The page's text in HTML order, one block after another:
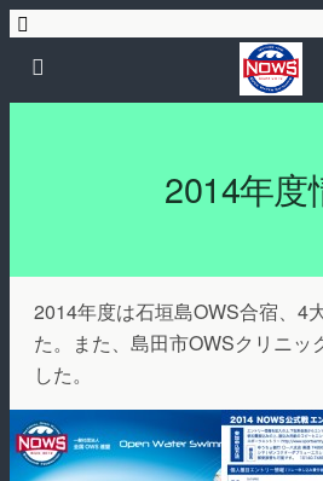
2014年度
2014年度は石垣島OWS合宿、4
た。また、島田市OWSクリニッ
した。